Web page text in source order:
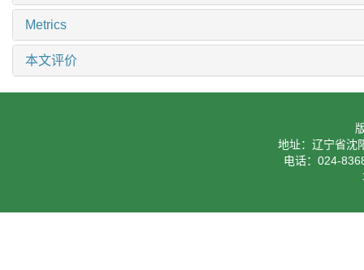
Metrics
本文评价
地址：辽宁省沈
电话：024-